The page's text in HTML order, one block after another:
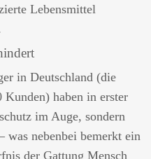
Lebensmittel
in Deutschland (die
haben in erster
im Auge, sondern
was nebenbei bemerkt ein
der Gattung Mensch